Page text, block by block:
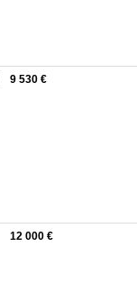
9 530 €
12 000 €